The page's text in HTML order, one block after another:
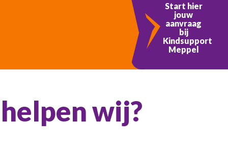
Start hier
jouw
aanvraag
bij
Kindsupport
Meppel
wij?